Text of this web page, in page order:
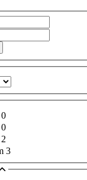
0
0
2
3